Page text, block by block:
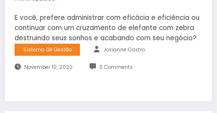
E você, prefere administrar com eficácia e eficiência ou
continuar com um cruzamento de elefante com zebra
destruindo seus sonhos e acabando com seu negócio?
Sistema De Gestão Josianne Castro
November 10, 2020 0 Comments